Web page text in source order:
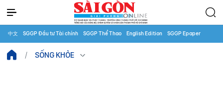
中文 SGGP Đầu tư Tài chính SGGP Thể Thao English Edition SGGP Epaper
SỐNG KHỎE